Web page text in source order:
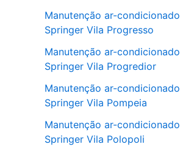
Manutenção ar-condicionado
Springer Vila Progresso
Manutenção ar-condicionado
Springer Vila Progredior
Manutenção ar-condicionado
Springer Vila Pompeia
Manutenção ar-condicionado
Springer Vila Polopoli